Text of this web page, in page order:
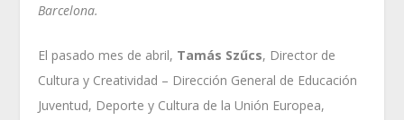
Barcelona.
El pasado mes de abril, Tamás Szűcs, Director de
Cultura y Creatividad – Dirección General de Educación
Juventud, Deporte y Cultura de la Unión Europea,